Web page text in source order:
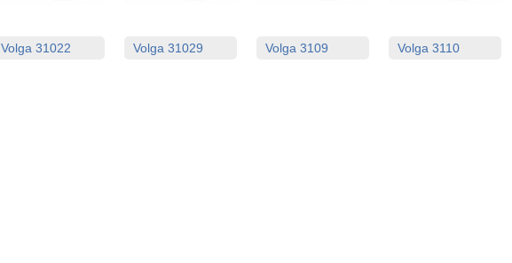
Volga 31022 Volga 31029 Volga 3109 Volga 3110